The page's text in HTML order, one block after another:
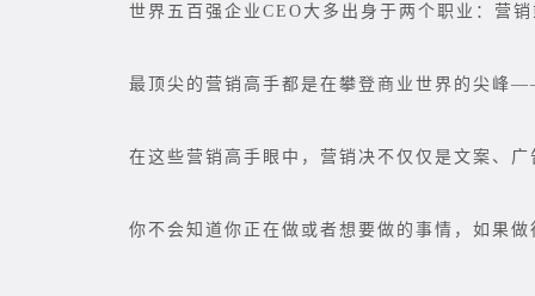
世界五百强企业CEO大多出身于两个职业：营
最顶尖的营销高手都是在攀登商业世界的尖峰
在这些营销高手眼中，营销决不仅仅是文案、
你不会知道你正在做或者想要做的事情，如果